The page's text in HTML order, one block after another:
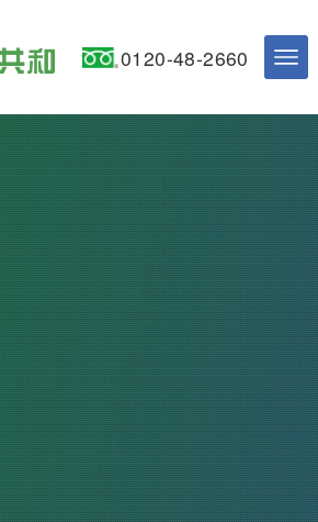
0120-48-2660